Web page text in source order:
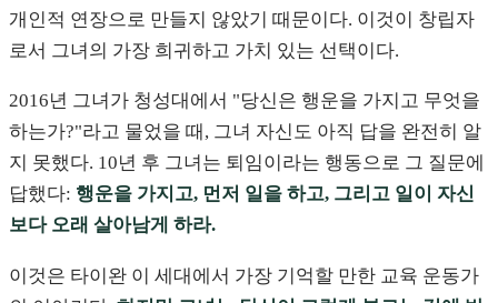
개인적 연장으로 만들지 않았기 때문이다. 이것이 창립자
로서 그녀의 가장 희귀하고 가치 있는 선택이다.
2016년 그녀가 청성대에서 "당신은 행운을 가지고 무엇을
하는가?"라고 물었을 때, 그녀 자신도 아직 답을 완전히 알
지 못했다. 10년 후 그녀는 퇴임이라는 행동으로 그 질문에
답했다: 행운을 가지고, 먼저 일을 하고, 그리고 일이 자신
보다 오래 살아남게 하라.
이것은 타이완 이 세대에서 가장 기억할 만한 교육 운동가